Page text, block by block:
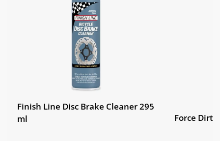
Finish Line Disc Brake Cleaner 295
ml
Force